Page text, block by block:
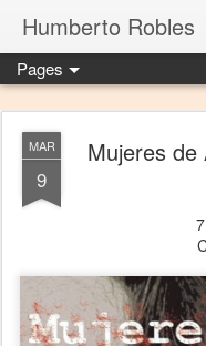
Humberto Robles
Pages
MAR
9
Mujeres